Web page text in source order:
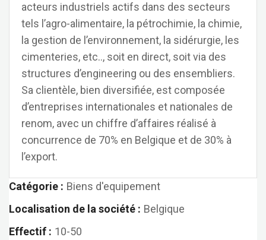
acteurs industriels actifs dans des secteurs
tels l’agro-alimentaire, la pétrochimie, la chimie,
la gestion de l’environnement, la sidérurgie, les
cimenteries, etc.., soit en direct, soit via des
structures d’engineering ou des ensembliers.
Sa clientèle, bien diversifiée, est composée
d’entreprises internationales et nationales de
renom, avec un chiffre d’affaires réalisé à
concurrence de 70% en Belgique et de 30% à
l’export.
Catégorie : Biens d'equipement
Localisation de la société : Belgique
Effectif : 10-50